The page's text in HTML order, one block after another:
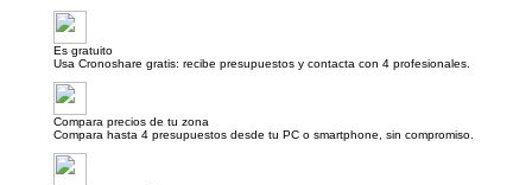
Es gratuito
Usa Cronoshare gratis: recibe presupuestos y contacta con 4 profesionales.
Compara precios de tu zona
Compara hasta 4 presupuestos desde tu PC o smartphone, sin compromiso.